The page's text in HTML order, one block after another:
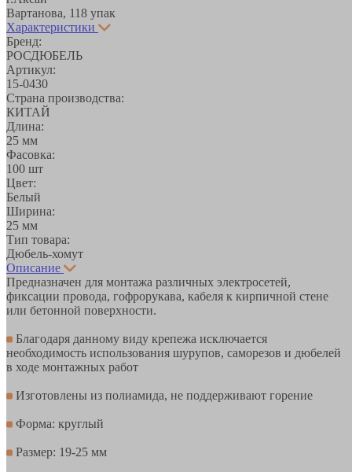
Вартанова, 118 упак
Характеристики
Бренд:
РОСДЮБЕЛЬ
Артикул:
15-0430
Страна производства:
КИТАЙ
Длина:
25 мм
Фасовка:
100 шт
Цвет:
Белый
Ширина:
25 мм
Тип товара:
Дюбель-хомут
Описание
Предназначен для монтажа различных электросетей,
фиксации провода, гофрорукава, кабеля к кирпичной стене
или бетонной поверхности.
Благодаря данному виду крепежа исключается
необходимость использования шурупов, саморезов и дюбелей
в ходе монтажных работ
Изготовлены из полиамида, не поддерживают горение
Форма: круглый
Размер: 19-25 мм